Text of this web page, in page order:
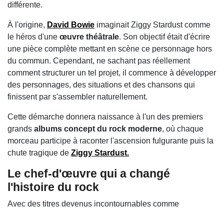
différente.
À l'origine, David Bowie imaginait Ziggy Stardust comme
le héros d'une œuvre théâtrale. Son objectif était d'écrire
une pièce complète mettant en scène ce personnage hors
du commun. Cependant, ne sachant pas réellement
comment structurer un tel projet, il commence à développer
des personnages, des situations et des chansons qui
finissent par s'assembler naturellement.
Cette démarche donnera naissance à l'un des premiers
grands albums concept du rock moderne, où chaque
morceau participe à raconter l'ascension fulgurante puis la
chute tragique de Ziggy Stardust.
Le chef-d'œuvre qui a changé
l'histoire du rock
Avec des titres devenus incontournables comme